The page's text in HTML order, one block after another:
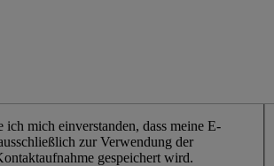
ich mich einverstanden, dass meine E-
zur Verwendung der
gespeichert wird.